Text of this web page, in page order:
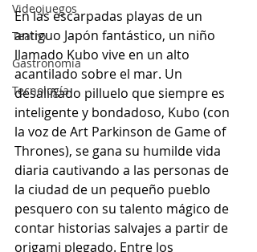
Videojuegos
Teatro
Gastronomía
Tecnología
En las escarpadas playas de un
antiguo Japón fantástico, un niño
llamado Kubo vive en un alto
acantilado sobre el mar. Un
desaliñado pilluelo que siempre es
inteligente y bondadoso, Kubo (con
la voz de Art Parkinson de Game of
Thrones), se gana su humilde vida
diaria cautivando a las personas de
la ciudad de un pequeño pueblo
pesquero con su talento mágico de
contar historias salvajes a partir de
origami plegado. Entre los